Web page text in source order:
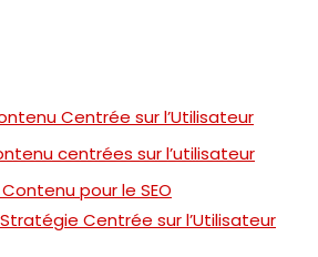
Centrée sur l’Utilisateur
centrées sur l’utilisateur
pour le SEO
Centrée sur l’Utilisateur